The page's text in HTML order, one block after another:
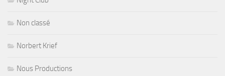
Non classé
Norbert Krief
Nous Productions